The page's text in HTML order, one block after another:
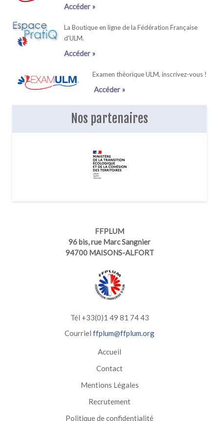
Accéder »
La Boutique en ligne de la Fédération Française
d'ULM.
Accéder »
Examen théorique ULM, inscrivez-vous !
Accéder »
Nos partenaires
FFPLUM
96 bis, rue Marc Sangnier
94700 MAISONS-ALFORT
Tél +33(0)1 49 81 74 43
Courriel ffplum@ffplum.org
Accueil
Contact
Mentions Légales
Recrutement
Politique de confidentialité